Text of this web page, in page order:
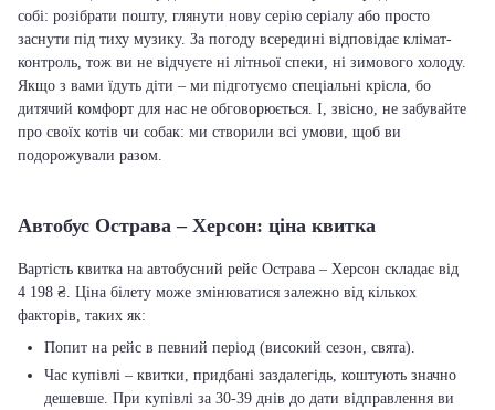
собі: розібрати пошту, глянути нову серію серіалу або просто
заснути під тиху музику. За погоду всередині відповідає клімат-
контроль, тож ви не відчуєте ні літньої спеки, ні зимового холоду.
Якщо з вами їдуть діти – ми підготуємо спеціальні крісла, бо
дитячий комфорт для нас не обговорюється. І, звісно, не забувайте
про своїх котів чи собак: ми створили всі умови, щоб ви
подорожували разом.
Автобус Острава – Херсон: ціна квитка
Вартість квитка на автобусний рейс Острава – Херсон складає від
4 198 ₴. Ціна білету може змінюватися залежно від кількох
факторів, таких як:
Попит на рейс в певний період (високий сезон, свята).
Час купівлі – квитки, придбані заздалегідь, коштують значно
дешевше. При купівлі за 30-39 днів до дати відправлення ви